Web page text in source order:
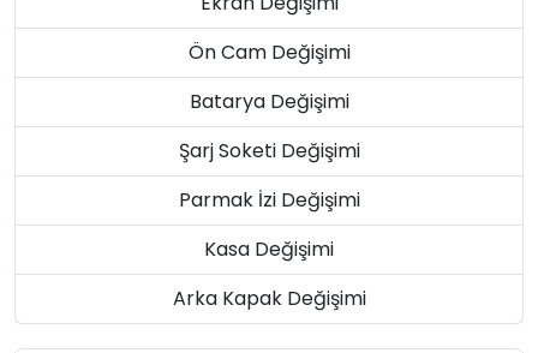
Ön Cam Değişimi
Batarya Değişimi
Şarj Soketi Değişimi
Parmak İzi Değişimi
Kasa Değişimi
Arka Kapak Değişimi